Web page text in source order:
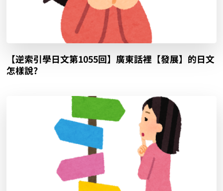
【逆索引學日文第1055回】廣東話裡【發展】的日文
怎樣說?